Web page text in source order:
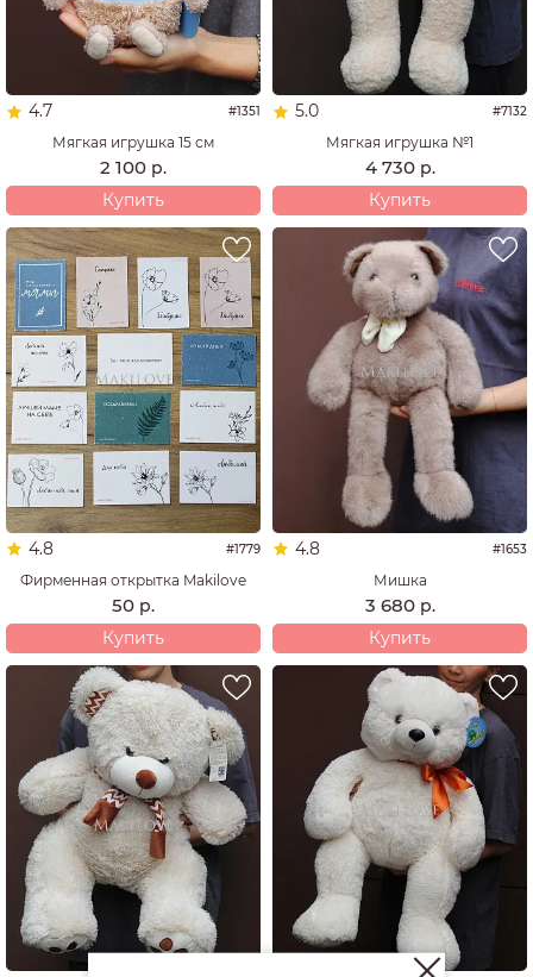
4.7 #1351
Мягкая игрушка 15 см
2 100 р.
Купить
5.0 #7132
Мягкая игрушка №1
4 730 р.
Купить
4.8 #1779
Фирменная открытка Makilove
50 р.
Купить
4.8 #1653
Мишка
3 680 р.
Купить